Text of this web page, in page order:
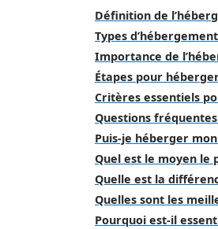
Définition de
Types
Importance de
Étapes pour
Critères essentiels
Questions
Puis-je héberger
Quel est le moyen le
Quelle est la
Quelles sont les
Pourquoi est-il